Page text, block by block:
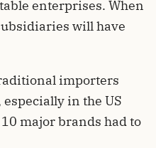
enterprises. When
will have
importers
in the US
major brands had to